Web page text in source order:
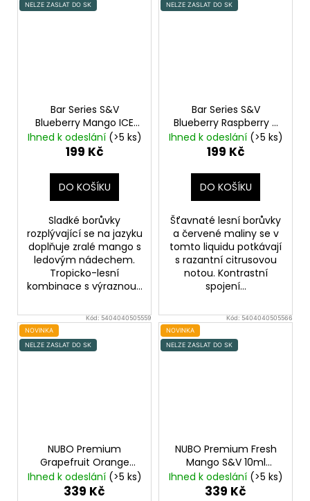
NELZE ZASLAT DO SK
Bar Series S&V
Blueberry Mango ICE
10ml Ledová borůvka a
mango
Ihned k odeslání (>5 ks)
199 Kč
DO KOŠÍKU
Sladké borůvky
rozplývající se na jazyku
doplňuje zralé mango s
ledovým nádechem.
Tropicko-lesní
kombinace s výraznou...
NELZE ZASLAT DO SK
Bar Series S&V
Blueberry Raspberry X
Lemon Lime 10ml
Borůvka, malina, citron
Ihned k odeslání (>5 ks)
199 Kč
DO KOŠÍKU
Šťavnaté lesní borůvky
a červené maliny se v
tomto liquidu potkávají
s razantní citrusovou
notou. Kontrastní
spojení...
Kód:5404040505559
NOVINKA
NELZE ZASLAT DO SK
NUBO Premium
Grapefruit Orange
S&V 10mlGrep,
Pomeranč, Chladivá
Ihned k odeslání (>5 ks)
339 Kč
Kód:5404040505566
NOVINKA
NELZE ZASLAT DO SK
NUBO Premium Fresh
Mango S&V 10ml
Mango, Chladivá
složka (ICE)
Ihned k odeslání (>5 ks)
339 Kč